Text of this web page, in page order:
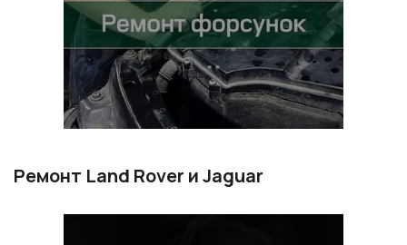
Ремонт Land Rover и Jaguar